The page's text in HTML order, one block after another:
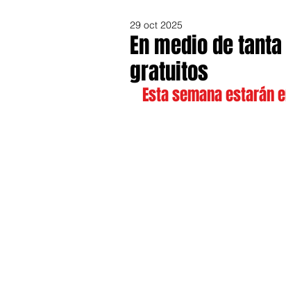
En medio de
gratuitos
29 oct 2025
Esta semana estarán